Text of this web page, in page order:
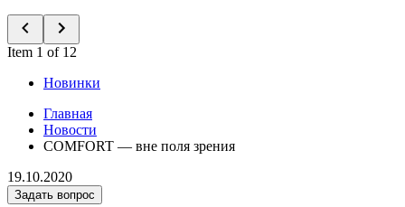
Item 1 of 12
Новинки
Главная
Новости
COMFORT — вне поля зрения
19.10.2020
Задать вопрос